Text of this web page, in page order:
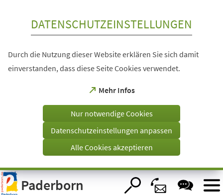
Visuelle
Assistenzsoftware
öffnen.
DATENSCHUTZEINSTELLUNGEN
Durch die Nutzung dieser Website erklären Sie sich damit
einverstanden, dass diese Seite Cookies verwendet.
Mehr Infos
(Öffnet
einem
Tab)
Nur notwendige Cookies
Datenschutzeinstellungen anpassen
Alle Cookies akzeptieren
Paderborn